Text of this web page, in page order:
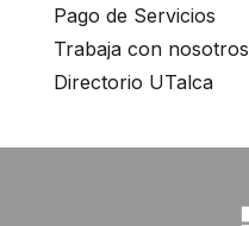
Pago de Servicios
Trabaja con nosotros
Directorio UTalca